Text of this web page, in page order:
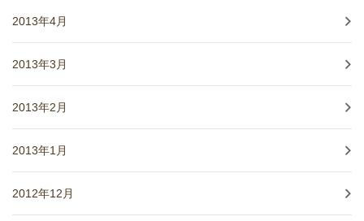
2013年4月
2013年3月
2013年2月
2013年1月
2012年12月